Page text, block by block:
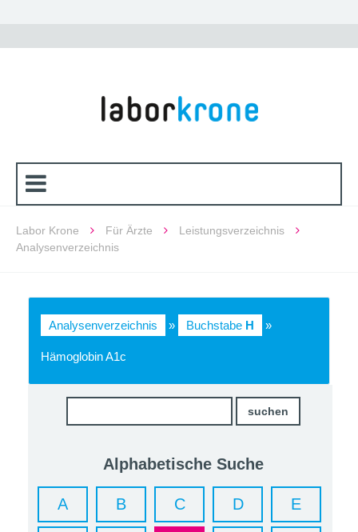
Labor Krone Für Ärzte
Leistungsverzeichnis
Analysenverzeichnis
Analysenverzeichnis » Buchstabe H »
Hämoglobin A1c
Alphabetische Suche
A B C D E